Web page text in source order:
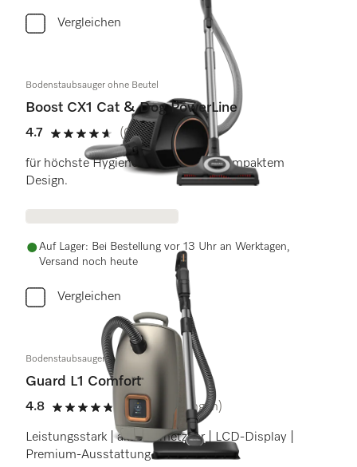
Vergleichen
Bodenstaubsauger ohne Beutel
Boost CX1 Cat & Dog PowerLine
4.7
4.7 Sterne von 5
(62 Bewertungen)
für höchste Hygiene-Ansprüche in kompaktem
Design.
Auf Lager: Bei Bestellung vor 13 Uhr an Werktagen,
Versand noch heute
Vergleichen
Bodenstaubsauger mit Beutel
Guard L1 Comfort
4.8
4.8 Sterne von 5
(63 Bewertungen)
Leistungsstark | aktiv vernetzbar | LCD-Display |
Premium-Ausstattung